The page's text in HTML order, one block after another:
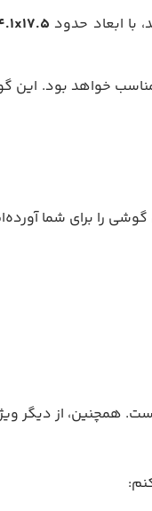
ابعاد حدود x۱۷.۵
را برای شما